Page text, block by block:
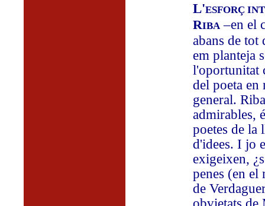
L'ESFORÇ
RIBA –en el
abans de tot
em planteja
l'oportunitat
del poeta en
general.
admirables,
poetes de la
d'idees. I jo
exigeixen,
penes (en el
de